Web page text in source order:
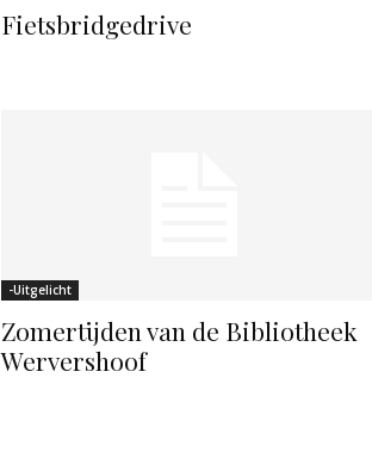
Fietsbridgedrive
-Uitgelicht
Zomertijden van de Bibliotheek
Wervershoof